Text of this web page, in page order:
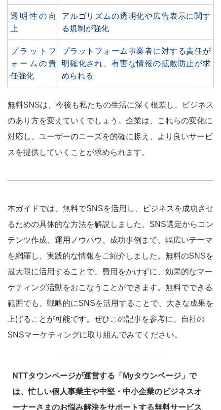
透明性の向
上
アルゴリズムの透明化や広告表示に関す
る規制が強化
プラットフ
ォームの責
任強化
プラットフォーム事業者に対する責任が
明確化され、有害な情報の拡散防止が求
められる
無料SNSは、今後も私たちの生活に深く根差し、ビジネス
のあり方を変えていくでしょう。企業は、これらの変化に
対応し、ユーザーのニーズを的確に捉え、より良いサービ
スを提供していくことが求められます。
本ガイドでは、無料でSNSを活用し、ビジネスを成功させ
るための具体的な方法を解説しました。SNS選定からコン
テンツ作成、運用ノウハウ、成功事例まで、幅広いテーマ
を網羅し、実践的な情報をご紹介しました。無料のSNSを
最大限に活用することで、費用をかけずに、効果的なマー
ケティング活動をおこなうことができます。無料でできる
範囲でも、戦略的にSNSを活用することで、大きな成果を
上げることが可能です。ぜひこの記事を参考に、自社の
SNSマーケティングに取り組んでみてください。
NTTタウンページが運営する「Myタウンページ」で
は、忙しい個人事業主や中堅・中小企業のビジネスオ
ーナーさまのお悩み解決をサポートする無料サービス